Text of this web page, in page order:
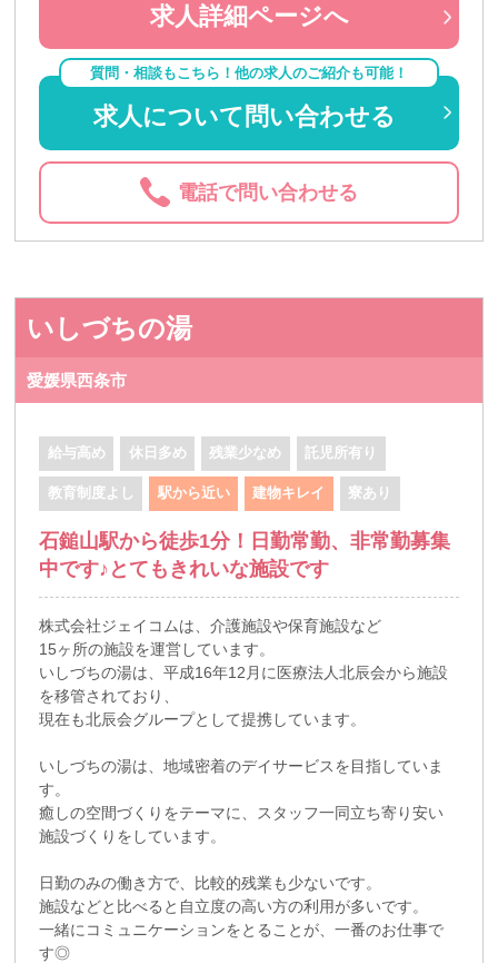
求人詳細ページへ
質問・相談もこちら！他の求人のご紹介も可能！
求人について問い合わせる
電話で問い合わせる
いしづちの湯
愛媛県西条市
給与高め 休日多め 残業少なめ 託児所有り
教育制度よし 駅から近い 建物キレイ 寮あり
石鎚山駅から徒歩1分！日勤常勤、非常勤募集
中です♪とてもきれいな施設です
株式会社ジェイコムは、介護施設や保育施設など
15ヶ所の施設を運営しています。
いしづちの湯は、平成16年12月に医療法人北辰会から施設
を移管されており、
現在も北辰会グループとして提携しています。
いしづちの湯は、地域密着のデイサービスを目指していま
す。
癒しの空間づくりをテーマに、スタッフ一同立ち寄り安い
施設づくりをしています。
日勤のみの働き方で、比較的残業も少ないです。
施設などと比べると自立度の高い方の利用が多いです。
一緒にコミュニケーションをとることが、一番のお仕事で
す◎